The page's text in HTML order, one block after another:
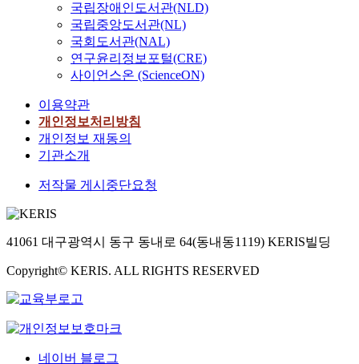
국립장애인도서관(NLD)
국립중앙도서관(NL)
국회도서관(NAL)
연구윤리정보포털(CRE)
사이언스온 (ScienceON)
이용약관
개인정보처리방침
개인정보 재동의
기관소개
저작물 게시중단요청
41061 대구광역시 동구 동내로 64(동내동1119) KERIS빌딩
Copyright© KERIS. ALL RIGHTS RESERVED
네이버 블로그